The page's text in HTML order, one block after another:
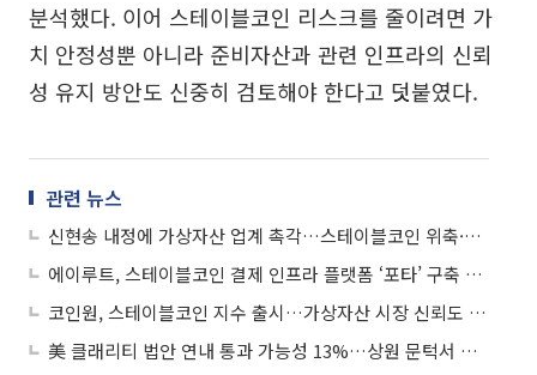
분석했다. 이어 스테이블코인 리스크를 줄이려면 가
치 안정성뿐 아니라 준비자산과 관련 인프라의 신뢰
성 유지 방안도 신중히 검토해야 한다고 덧붙였다.
관련 뉴스
신현송 내정에 가상자산 업계 촉각…스테이블코인 위축·CBDC 부상
에이루트, 스테이블코인 결제 인프라 플랫폼 ‘포타’ 구축 완료…상용화 준비 단계 돌입
코인원, 스테이블코인 지수 출시…가상자산 시장 신뢰도 제고
美 클래리티 법안 연내 통과 가능성 13%…상원 문턱서 제동